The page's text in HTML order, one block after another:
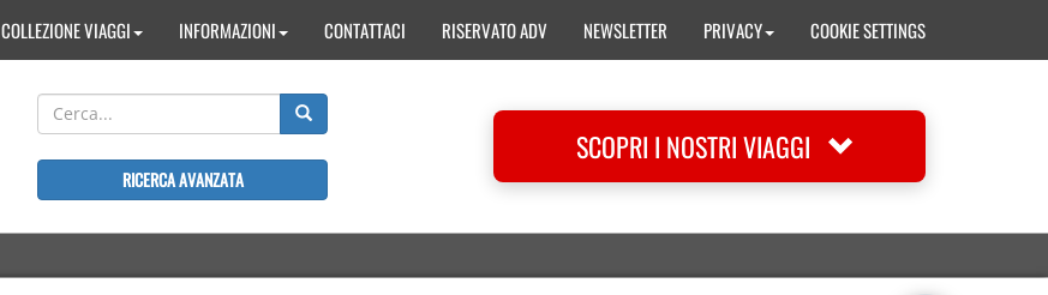
COLLEZIONE VIAGGI INFORMAZIONI CONTATTACI RISERVATO ADV NEWSLETTER PRIVACY COOKIE SETTINGS
RICERCA AVANZATA
SCOPRI I NOSTRI VIAGGI